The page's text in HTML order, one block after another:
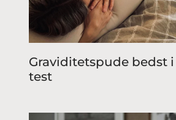
Graviditetspude bedst i
test